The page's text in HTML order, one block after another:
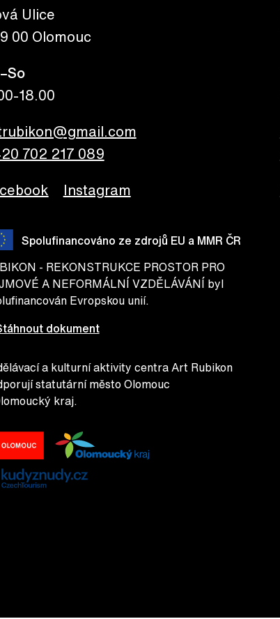
Ulice
00 Olomouc
18.00
702 217 089
Instagram
Spolufinancováno ze zdrojů EU a MMR ČR
- REKONSTRUKCE PROSTOR PRO
A NEFORMÁLNÍ VZDĚLÁVÁNÍ byl
Evropskou unií.
dokument
a kulturní aktivity centra Art Rubikon
statutární město Olomouc
kraj.